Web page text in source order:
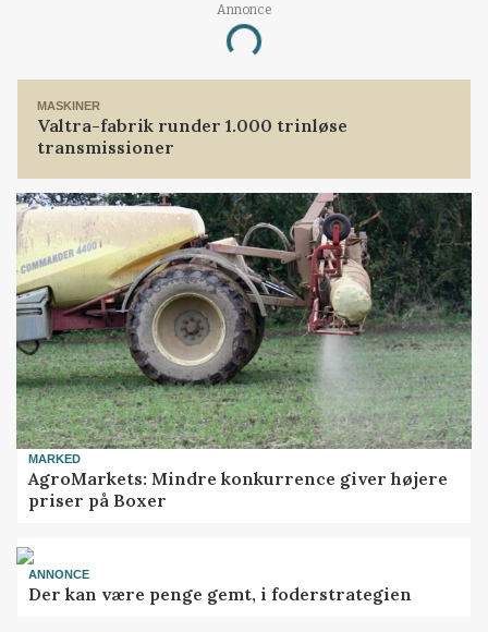
Annonce
Loading...
MASKINER
Valtra-fabrik runder 1.000 trinløse
transmissioner
MARKED
AgroMarkets: Mindre konkurrence giver højere
priser på Boxer
ANNONCE
Der kan være penge gemt, i foderstrategien